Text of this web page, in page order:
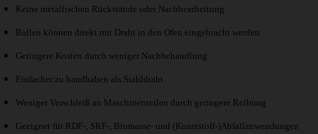
Keine metallischen Rückstände oder Nachbearbeitung
Ballen können direkt mit Draht in den Ofen eingebracht werden
Geringere Kosten durch weniger Nachbehandlung
Einfacher zu handhaben als Stahldraht
Weniger Verschleiß an Maschinenteilen durch geringere Reibung
Geeignet für RDF-, SRF-, Biomasse- und (Kunststoff-)Abfallanwendungen